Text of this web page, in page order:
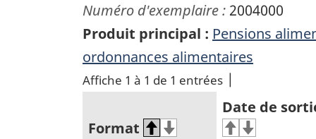
Numéro d'exemplaire : 2004000
Produit principal : Pensions
ordonnances alimentaires
Affiche 1 à 1 de 1 entrées
Format
Date de